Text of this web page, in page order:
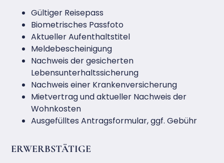
Gültiger Reisepass
Biometrisches Passfoto
Aktueller Aufenthaltstitel
Meldebescheinigung
Nachweis der gesicherten
Lebensunterhaltssicherung
Nachweis einer Krankenversicherung
Mietvertrag und aktueller Nachweis der
Wohnkosten
Ausgefülltes Antragsformular, ggf. Gebühr
ERWERBSTÄTIGE